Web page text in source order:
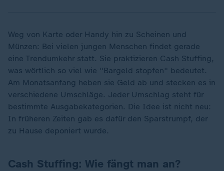
Weg von Karte oder Handy hin zu Scheinen und
Münzen: Bei vielen jungen Menschen findet gerade
eine Trendumkehr statt. Sie praktizieren Cash Stuffing,
was wörtlich so viel wie "Bargeld stopfen" bedeutet.
Am Monatsanfang heben sie Geld ab und stecken es in
verschiedene Umschläge. Jeder Umschlag steht für
bestimmte Ausgabekategorien. Die Idee ist nicht neu:
In früheren Zeiten gab es dafür den Sparstrumpf, der
zu Hause deponiert wurde.
Cash Stuffing: Wie fängt man an?